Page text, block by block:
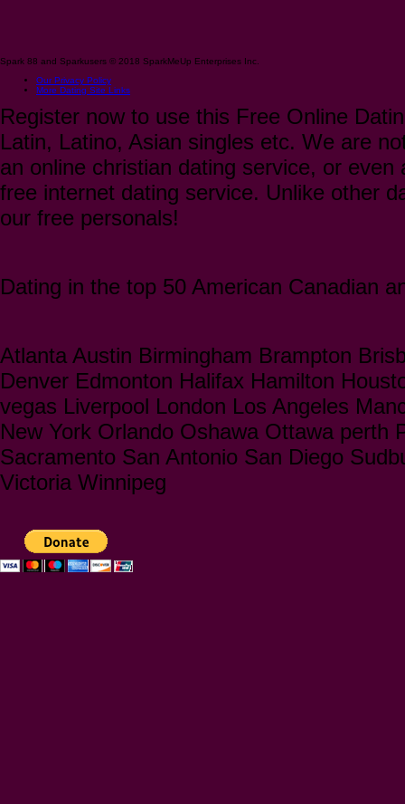
Spark 88 and Sparkusers © 2018 SparkMeUp Enterprises Inc.
Our Privacy Policy
More Dating Site Links
Register now to use this Free Online
Latin, Latino, Asian singles etc. We are
an online christian dating service, or
free internet dating service. Unlike other
our free personals!
Dating in the top 50 American Canadian
Atlanta Austin Birmingham Brampton
Denver Edmonton Halifax Hamilton
vegas Liverpool London Los Angeles
New York Orlando Oshawa Ottawa perth
Sacramento San Antonio San Diego
Victoria Winnipeg